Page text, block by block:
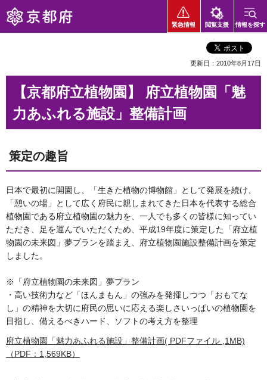
京都府
緊急情報 閲覧支援 情報を探す
更新日：2010年8月17日
【京都府立植物園】 府立植物園「魅
力あふれる施設」整備計画
策定の趣旨
日本で最初に開園し、「生きた植物の博物館」として発展を続け、
「憩いの場」として広く府民に親しまれてきた日本を代表する総合
植物園である府立植物園の魅力を、一人でも多くの皆様に知ってい
ただき、足を運んでいただくため、平成19年度に策定した「府立植
物園の未来図」夢プランを踏まえ、府立植物園施設整備計画を策定
しました。
※「府立植物園の未来図」夢プラン
・高い技術力など「ほんまもん」の強みを発揮しつつ「おもてな
し」の精神を大切に府民の思いに応える楽しさいっぱいの植物園を
目指し、備えるべきハード、ソフトの考え方を整理
府立植物園「魅力あふれる施設」整備計画( PDFファイル ,1MB)
（PDF：1,569KB）